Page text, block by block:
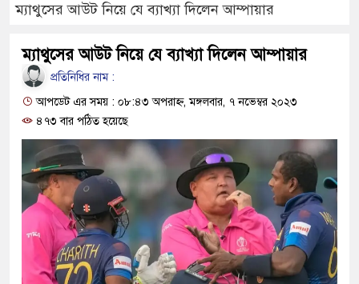
উদ্ধার
মিরপুর মডেল থানার
মাদক কারবারি গ্রেফতার
২৮ লাখ টাকার জাল নোটসহ
থানা পুলিশ
ম্যাথুসের আউট নিয়ে যে ব্যাখ্যা দিলেন আম্পায়ার
ম্যাথুসের আউট নিয়ে যে ব্যাখ্যা দিলেন আম্পায়ার
প্রতিনিধির নাম :
আপডেট এর সময় : ০৮:৪৩ অপরাহ্ন, মঙ্গলবার, ৭ নভেম্বর ২০২৩
৪৭৩ বার পঠিত হয়েছে